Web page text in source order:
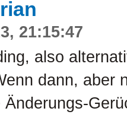
21:15:47
also
dann, aber